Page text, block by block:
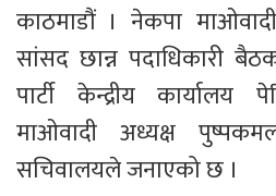
काठमाडौं । नेकपा
सांसद छान्न पदाधिकारी
पार्टी केन्द्रीय कार्यालय
माओवादी अध्यक्ष
सचिवालयले जनाएको छ ।